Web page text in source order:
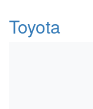
Toyota